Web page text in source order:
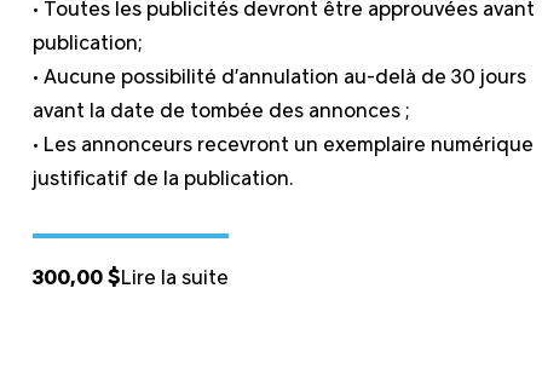
• Toutes les publicités devront être approuvées avant
publication;
• Aucune possibilité d’annulation au-delà de 30 jours
avant la date de tombée des annonces ;
• Les annonceurs recevront un exemplaire numérique
justificatif de la publication.
300,00 $Lire la suite